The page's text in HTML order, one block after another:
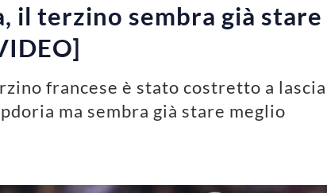
il terzino sembra già
francese è stato costretto a
ma sembra già stare meglio